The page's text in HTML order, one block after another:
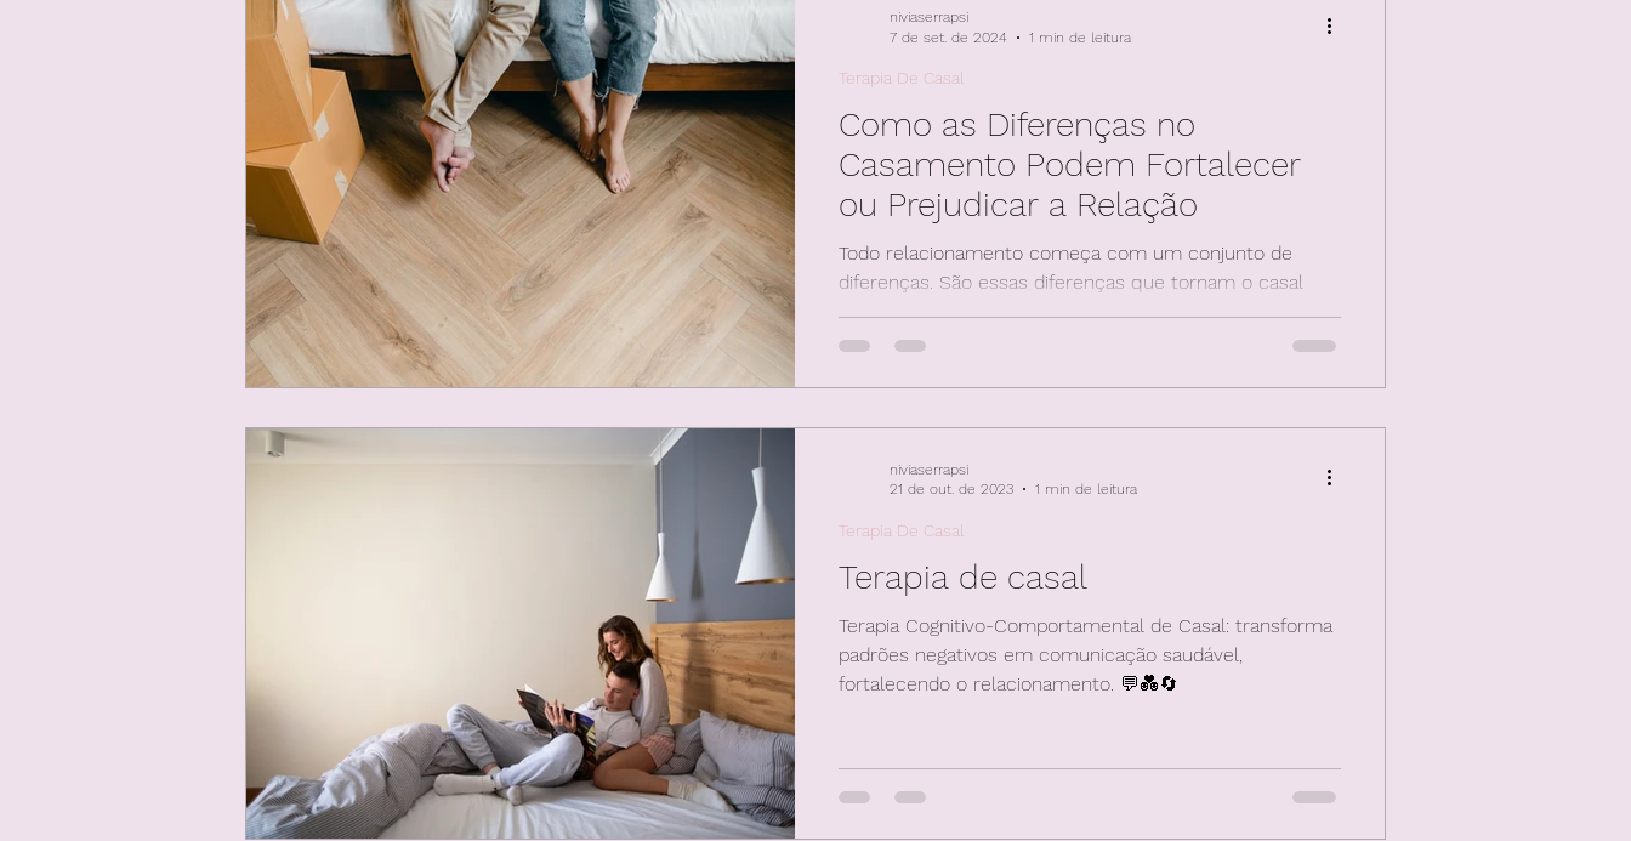
Como as Diferenças no
Casamento Podem Fortalecer
ou Prejudicar a Relação
Todo relacionamento começa com um conjunto de
diferenças. São essas diferenças que tornam o casal
único, trazendo novos olhares
Terapia De Casal
niviaserrapsi
7 de set. de 2024
1 min de leitura
Terapia de casal
Terapia Cognitivo-Comportamental de Casal: transforma
padrões negativos em comunicação saudável,
fortalecendo o relacionamento. 💬💑🔄
Terapia De Casal
niviaserrapsi
21 de out. de 2023
1 min de leitura